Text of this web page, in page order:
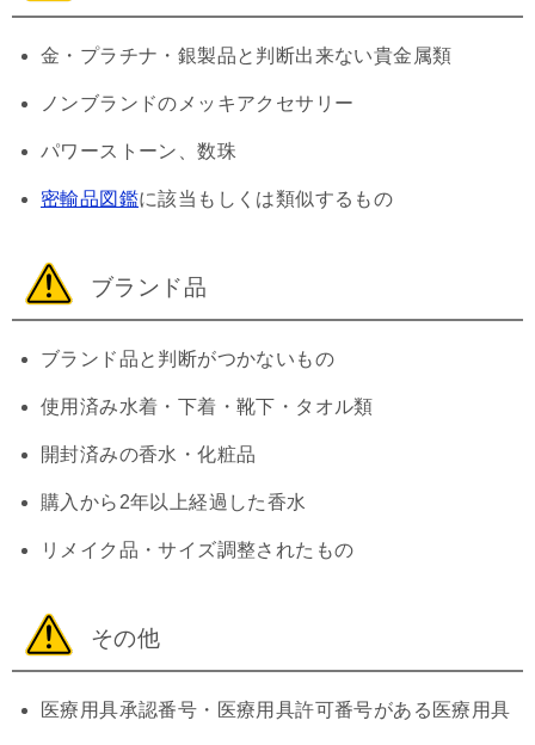
金・プラチナ・銀製品と判断出来ない貴金属類
ノンブランドのメッキアクセサリー
パワーストーン、数珠
密輸品図鑑に該当もしくは類似するもの
ブランド品
ブランド品と判断がつかないもの
使用済み水着・下着・靴下・タオル類
開封済みの香水・化粧品
購入から2年以上経過した香水
リメイク品・サイズ調整されたもの
その他
医療用具承認番号・医療用具許可番号がある医療用具